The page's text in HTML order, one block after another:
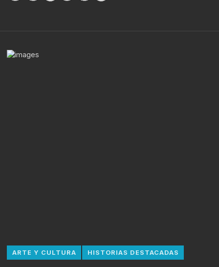
ARTE Y CULTURA HISTORIAS DESTACADAS